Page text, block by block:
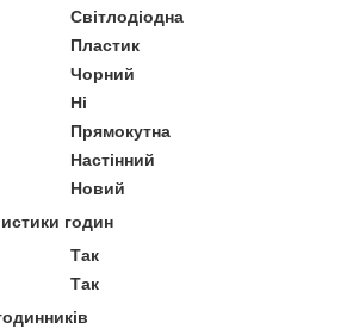
Світлодіодна
Пластик
Чорний
Ні
Прямокутна
Настінний
Новий
годин
Так
Так